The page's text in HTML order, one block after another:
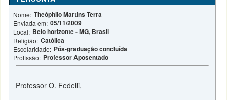
Nome: Theóphilo Martins Terra
Enviada em: 05/11/2009
Local: Belo horizonte - MG, Brasil
Religião: Católica
Escolaridade: Pós-graduação concluída
Profissão: Professor Aposentado
Professor O. Fedelli,